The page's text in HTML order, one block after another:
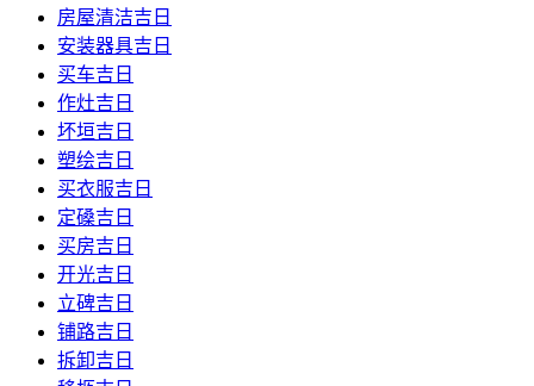
房屋清洁吉日
安装器具吉日
买车吉日
作灶吉日
坏垣吉日
塑绘吉日
买衣服吉日
定磉吉日
买房吉日
开光吉日
立碑吉日
铺路吉日
拆卸吉日